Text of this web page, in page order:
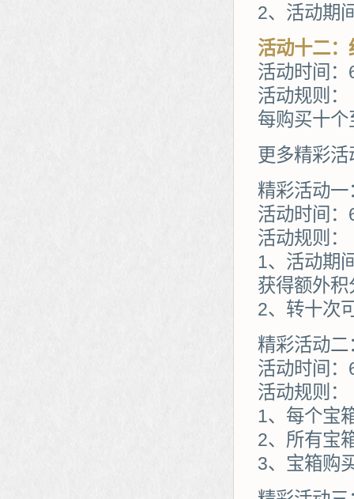
2、活动期
活动十二
活动时间
活动规则：
每购买十
更多精彩
精彩活动
活动时间：
活动规则：
1、活动期
获得额外积
2、转十次
精彩活动
活动时间：
活动规则：
1、每个宝
2、所有宝
3、宝箱购